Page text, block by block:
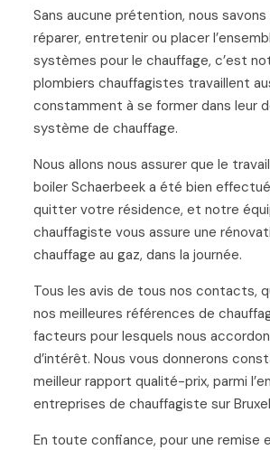
Sans aucune prétention, nous
réparer, entretenir ou placer
systèmes pour le chauffage, c’est
plombiers chauffagistes travaillent
constamment à se former dans leur
système de chauffage.
Nous allons nous assurer que le
boiler Schaerbeek a été bien
quitter votre résidence, et notre
chauffagiste vous assure une
chauffage au gaz, dans la journée.
Tous les avis de tous nos contacts,
nos meilleures références de
facteurs pour lesquels nous
d’intérêt. Nous vous donnerons
meilleur rapport qualité-prix, parmi
entreprises de chauffagiste sur
En toute confiance, pour une remise